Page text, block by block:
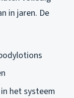
in jaren. De
het systeem